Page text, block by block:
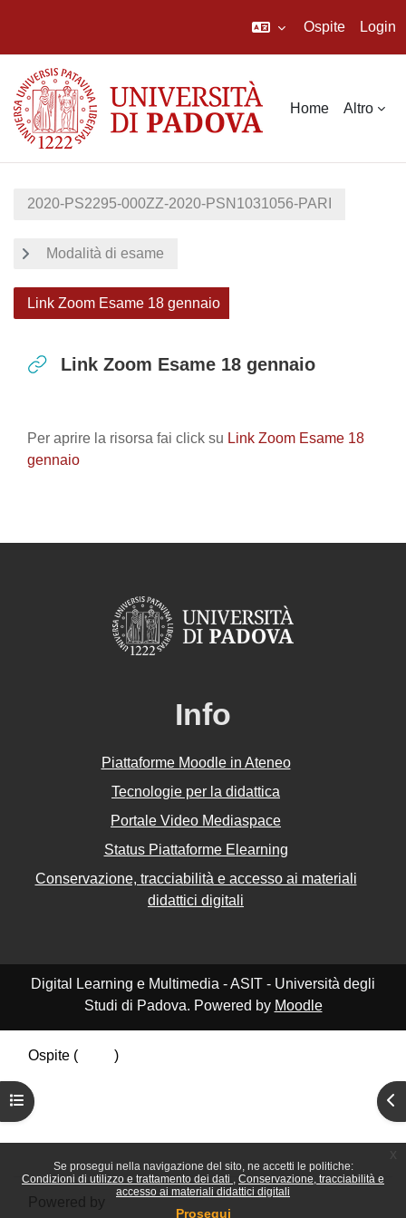
Se prosegui nella navigazione del sito, ne accetti le politiche:
Condizioni di utilizzo e trattamento dei dati
Conservazione, tracciabilità e
accesso ai materiali didattici digitali
Prosegui
Ospite Login
Home Altro
Apri indice del corso
2020-PS2295-000ZZ-2020-PSN1031056-PARI
Modalità di esame
Link Zoom Esame 18 gennaio
Link Zoom Esame 18 gennaio
Per aprire la risorsa fai click su Link Zoom Esame 18
gennaio
Info
Piattaforme Moodle in Ateneo
Tecnologie per la didattica
Portale Video Mediaspace
Status Piattaforme Elearning
Conservazione, tracciabilità e accesso ai materiali
didattici digitali
Digital Learning e Multimedia - ASIT - Università degli
Studi di Padova. Powered by Moodle
Ospite (
)
Politiche
Powered by Moodle